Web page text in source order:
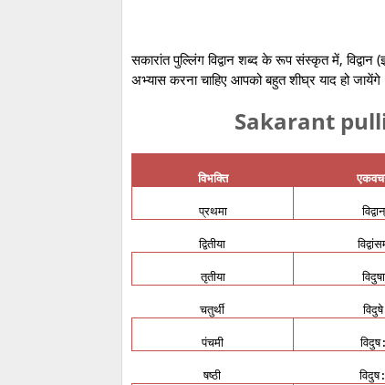
सकारांत पुल्लिंग विद्वान शब्द के रूप संस्कृत में,
अभ्यास करना चाहिए आपको बहुत शीघ्र याद हो जायेंगे
Sakarant
विभक्ति
प्रथमा
विद्वान्
द्वितीया
तृतीया विदुषा
चतुर्थी विदुषे
पंचमी विदुष:
षष्ठी विदुष: